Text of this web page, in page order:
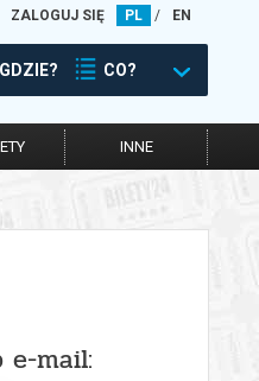
ZALOGUJ SIĘ PL / EN
GDZIE? CO?
INNE
e-mail: